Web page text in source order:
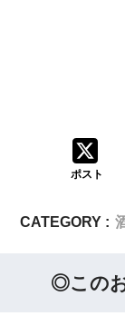
ポスト
CATEGORY :
◎このお